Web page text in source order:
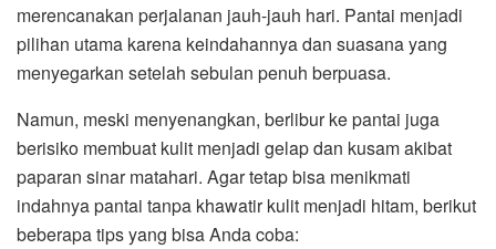
merencanakan perjalanan jauh-jauh hari. Pantai menjadi
pilihan utama karena keindahannya dan suasana yang
menyegarkan setelah sebulan penuh berpuasa.
Namun, meski menyenangkan, berlibur ke pantai juga
berisiko membuat kulit menjadi gelap dan kusam akibat
paparan sinar matahari. Agar tetap bisa menikmati
indahnya pantai tanpa khawatir kulit menjadi hitam, berikut
beberapa tips yang bisa Anda coba: